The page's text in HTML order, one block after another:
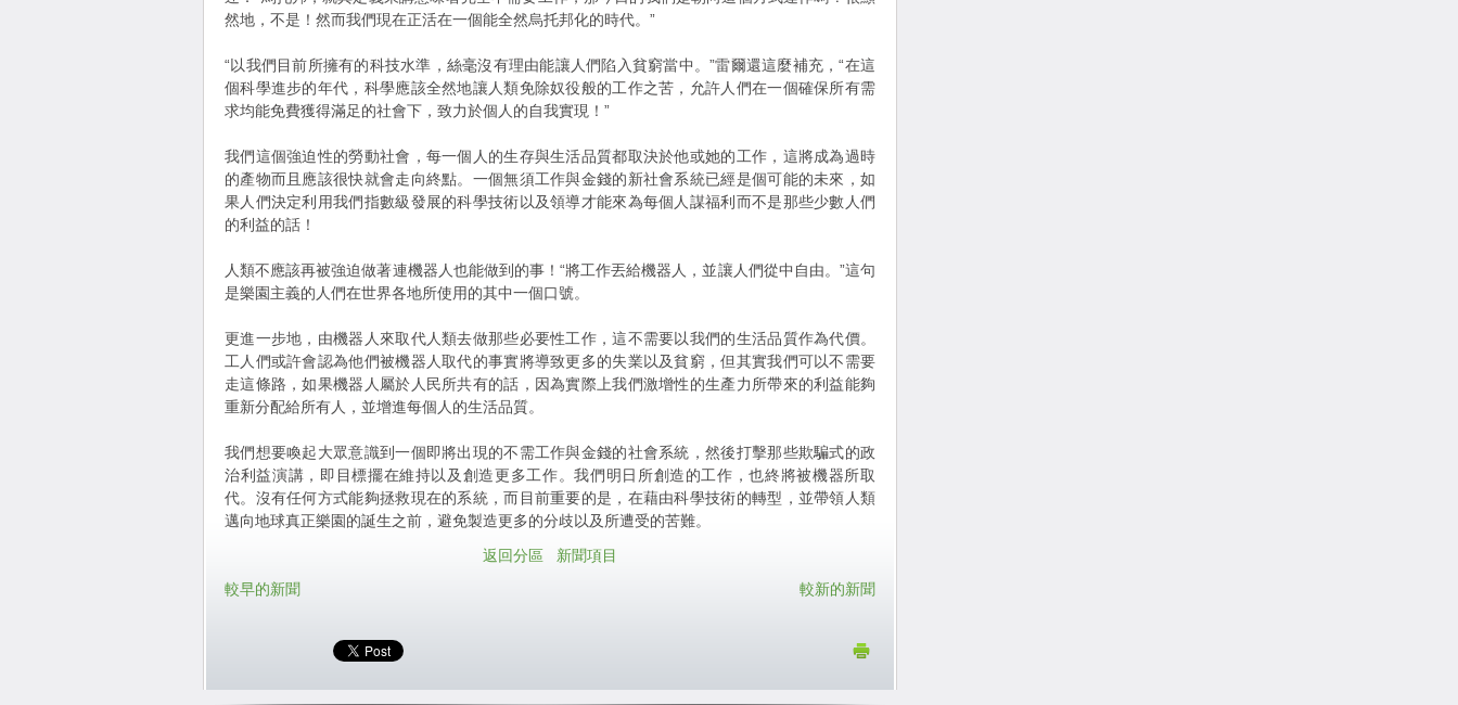
然地，不是！然而我們現在正活在一個能全然烏托邦化的時代。”
“以我們目前所擁有的科技水準，絲毫沒有理由能讓人們陷入貧窮當中。”雷爾還這麼補充，“在這
個科學進步的年代，科學應該全然地讓人類免除奴役般的工作之苦，允許人們在一個確保所有需
求均能免費獲得滿足的社會下，致力於個人的自我實現！”
我們這個強迫性的勞動社會，每一個人的生存與生活品質都取決於他或她的工作，這將成為過時
的產物而且應該很快就會走向終點。一個無須工作與金錢的新社會系統已經是個可能的未來，如
果人們決定利用我們指數級發展的科學技術以及領導才能來為每個人謀福利而不是那些少數人們
的利益的話！
人類不應該再被強迫做著連機器人也能做到的事！“將工作丟給機器人，並讓人們從中自由。”這句
是樂園主義的人們在世界各地所使用的其中一個口號。
更進一步地，由機器人來取代人類去做那些必要性工作，這不需要以我們的生活品質作為代價。
工人們或許會認為他們被機器人取代的事實將導致更多的失業以及貧窮，但其實我們可以不需要
走這條路，如果機器人屬於人民所共有的話，因為實際上我們激增性的生產力所帶來的利益能夠
重新分配給所有人，並增進每個人的生活品質。
我們想要喚起大眾意識到一個即將出現的不需工作與金錢的社會系統，然後打擊那些欺騙式的政
治利益演講，即目標擺在維持以及創造更多工作。我們明日所創造的工作，也終將被機器所取
代。沒有任何方式能夠拯救現在的系統，而目前重要的是，在藉由科學技術的轉型，並帶領人類
邁向地球真正樂園的誕生之前，避免製造更多的分歧以及所遭受的苦難。
返回分區
新聞項目
較早的新聞
較新的新聞